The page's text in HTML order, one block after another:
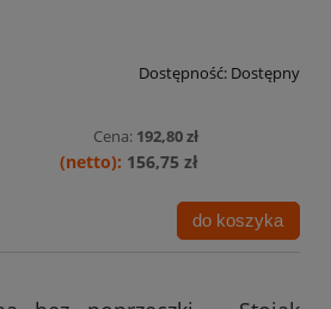
Dostępność: Dostępny
Cena: 192,80 zł
156,75 zł
do koszyka